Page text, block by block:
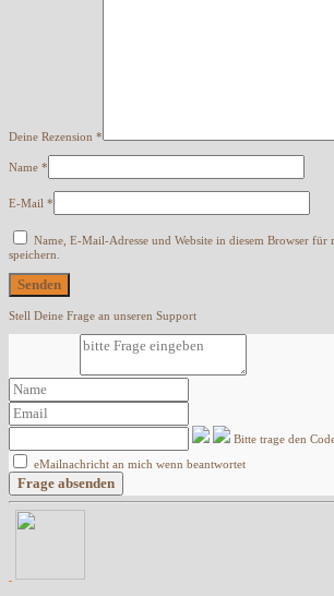
Deine Rezension *
Name *
E-Mail *
Name, E-Mail-Adresse und Website in diesem Browser für
speichern.
Stell Deine Frage an unseren Support
Bitte trage den
eMailnachricht an mich wenn beantwortet